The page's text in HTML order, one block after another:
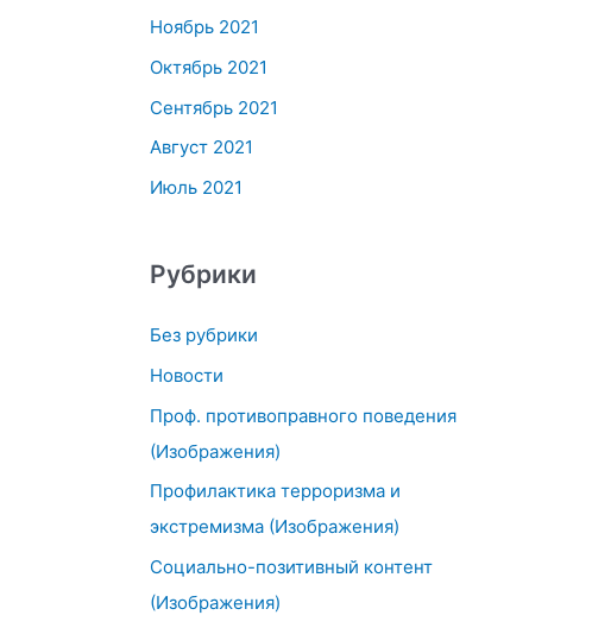
Ноябрь 2021
Октябрь 2021
Сентябрь 2021
Август 2021
Июль 2021
Рубрики
Без рубрики
Новости
Проф. противоправного поведения
(Изображения)
Профилактика терроризма и
экстремизма (Изображения)
Социально-позитивный контент
(Изображения)